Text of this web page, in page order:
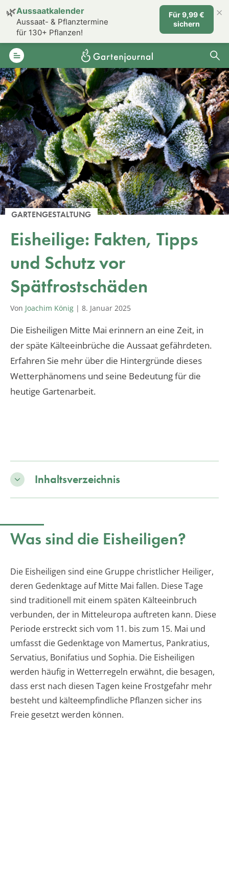
GARTENGESTALTUNG
Eisheilige: Fakten, Tipps
und Schutz vor
Spätfrostschäden
Von Joachim König | 8. Januar 2025
Die Eisheiligen Mitte Mai erinnern an eine Zeit, in
der späte Kälteeinbrüche die Aussaat gefährdeten.
Erfahren Sie mehr über die Hintergründe dieses
Wetterphänomens und seine Bedeutung für die
heutige Gartenarbeit.
Inhaltsverzeichnis
Was sind die Eisheiligen?
Die Eisheiligen sind eine Gruppe christlicher Heiliger,
deren Gedenktage auf Mitte Mai fallen. Diese Tage
sind traditionell mit einem späten Kälteeinbruch
verbunden, der in Mitteleuropa auftreten kann. Diese
Periode erstreckt sich vom 11. bis zum 15. Mai und
umfasst die Gedenktage von Mamertus, Pankratius,
Servatius, Bonifatius und Sophia. Die Eisheiligen
werden häufig in Wetterregeln erwähnt, die besagen,
dass erst nach diesen Tagen keine Frostgefahr mehr
besteht und kälteempfindliche Pflanzen sicher ins
Freie gesetzt werden können.
🌿Aussaatkalender
Aussaat- & Pflanztermine
für 130+ Pflanzen!
Für 9,99 €
sichern
×